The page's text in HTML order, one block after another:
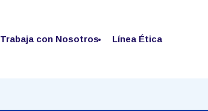
Trabaja con Nosotros Línea Ética